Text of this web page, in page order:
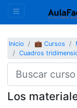
Inicio 💼 Cursos
Cuadros
Los